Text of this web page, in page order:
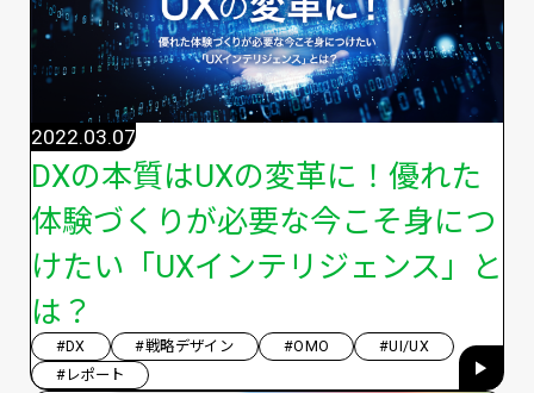
DXの本質はUXの変革に！優れた
体験づくりが必要な今こそ身につ
けたい「UXインテリジェンス」と
は？
2022.03.07
#DX #戦略デザイン #OMO
#UI/UX
#レポート